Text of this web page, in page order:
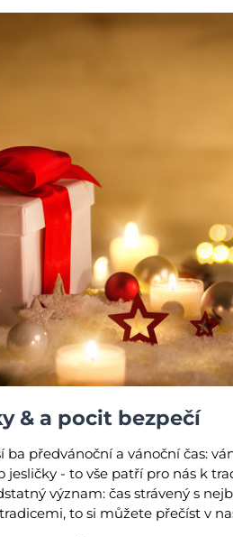
& a pocit bezpečí
ba předvánoční a vánoční čas:
jesličky - to vše patří pro nás k
význam: čas strávený s
to si můžete přečíst v